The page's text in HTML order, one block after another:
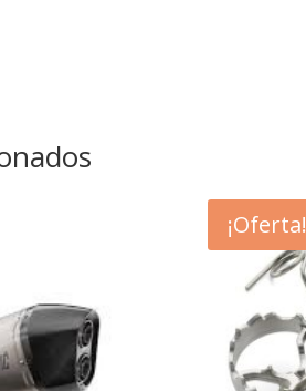
¡Oferta!